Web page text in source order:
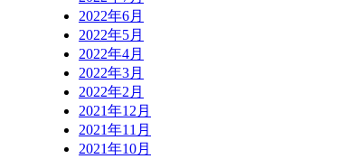
2022年6月
2022年5月
2022年4月
2022年3月
2022年2月
2021年12月
2021年11月
2021年10月